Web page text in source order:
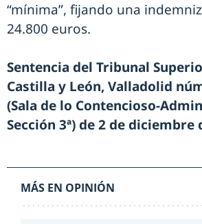
“mínima”, fijando una
24.800 euros.
Sentencia del Tribunal
Castilla y León, Valladolid
(Sala de lo Contencioso-
Sección 3ª) de 2 de diciembre
MÁS EN OPINIÓN